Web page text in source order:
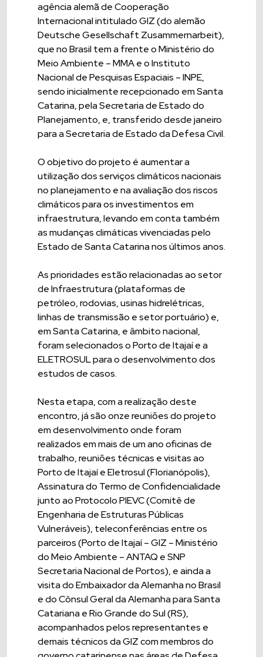
agência alemã de Cooperação
Internacional intitulado GIZ (do alemão
Deutsche Gesellschaft Zusammernarbeit),
que no Brasil tem a frente o Ministério do
Meio Ambiente – MMA e o Instituto
Nacional de Pesquisas Espaciais – INPE,
sendo inicialmente recepcionado em Santa
Catarina, pela Secretaria de Estado do
Planejamento, e, transferido desde janeiro
para a Secretaria de Estado da Defesa Civil.
O objetivo do projeto é aumentar a
utilização dos serviços climáticos nacionais
no planejamento e na avaliação dos riscos
climáticos para os investimentos em
infraestrutura, levando em conta também
as mudanças climáticas vivenciadas pelo
Estado de Santa Catarina nos últimos anos.
As prioridades estão relacionadas ao setor
de Infraestrutura (plataformas de
petróleo, rodovias, usinas hidrelétricas,
linhas de transmissão e setor portuário) e,
em Santa Catarina, e âmbito nacional,
foram selecionados o Porto de Itajaí e a
ELETROSUL para o desenvolvimento dos
estudos de casos.
Nesta etapa, com a realização deste
encontro, já são onze reuniões do projeto
em desenvolvimento onde foram
realizados em mais de um ano oficinas de
trabalho, reuniões técnicas e visitas ao
Porto de Itajaí e Eletrosul (Florianópolis),
Assinatura do Termo de Confidencialidade
junto ao Protocolo PIEVC (Comitê de
Engenharia de Estruturas Públicas
Vulneráveis), teleconferências entre os
parceiros (Porto de Itajaí – GIZ – Ministério
do Meio Ambiente – ANTAQ e SNP
Secretaria Nacional de Portos), e ainda a
visita do Embaixador da Alemanha no Brasil
e do Cônsul Geral da Alemanha para Santa
Catariana e Rio Grande do Sul (RS),
acompanhados pelos representantes e
demais técnicos da GIZ com membros do